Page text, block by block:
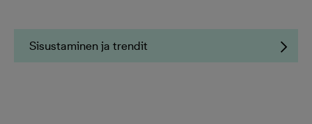
Sisustaminen ja trendit